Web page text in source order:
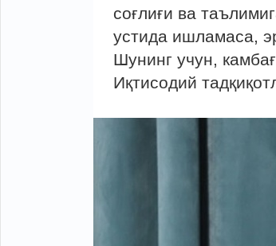
соғлиғи ва
устида ишламаса,
Шунинг учун,
Иқтисодий